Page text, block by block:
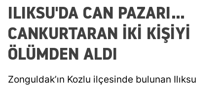
ILIKSU'DA CAN PAZARI...
CANKURTARAN İKİ KİŞİYİ
ÖLÜMDEN ALDI
Zonguldak’ın Kozlu ilçesinde bulunan Ilıksu